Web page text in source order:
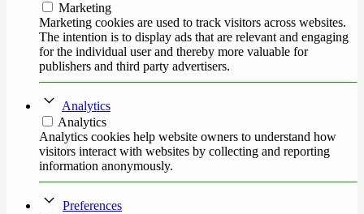
Marketing
Marketing cookies are used to track visitors across websites.
The intention is to display ads that are relevant and engaging
for the individual user and thereby more valuable for
publishers and third party advertisers.
Analytics
Analytics
Analytics cookies help website owners to understand how
visitors interact with websites by collecting and reporting
information anonymously.
Preferences